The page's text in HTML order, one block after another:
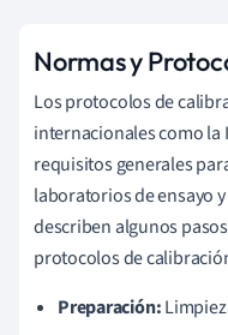
Normas y
Los protocolos de
internacionales como la
requisitos generales
laboratorios de ensayo
describen algunos
protocolos de
Preparación: